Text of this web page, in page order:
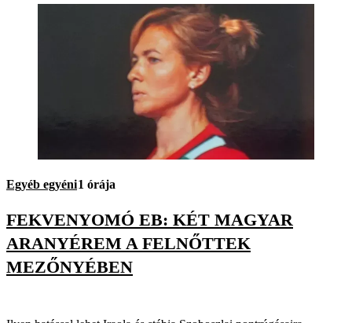
Egyéb egyéni1 órája
FEKVENYOMÓ EB: KÉT MAGYAR
ARANYÉREM A FELNŐTTEK
MEZŐNYÉBEN